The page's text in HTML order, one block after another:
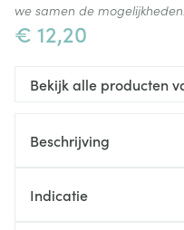
€ 12,20
we samen de mogelijkheden.
Bekijk alle producten
Beschrijving
Indicatie